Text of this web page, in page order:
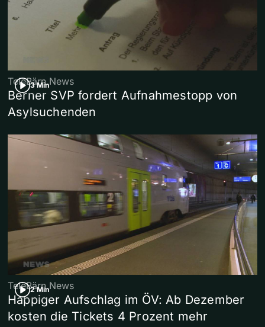
3 Min
TeleBärn News
Berner SVP fordert Aufnahmestopp von
Asylsuchenden
2 Min
TeleBärn News
Happiger Aufschlag im ÖV: Ab Dezember
kosten die Tickets 4 Prozent mehr